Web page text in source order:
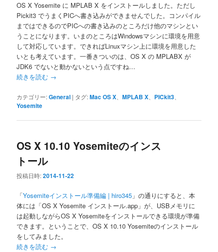
OS X Yosemite に MPLAB X をインストールしました。ただし
Pickit3 でうまくPICへ書き込みができませんでした。コンパイル
まではできるのでPICへの書き込みのところだけ他のマシンとい
うことになります。いまのところはWindowsマシンに環境を用意
して対応しています。できればLinuxマシン上に環境を用意した
いとも考えています。一番きついのは、OS X の MPLABX が
JDK6 でないと動かないという点ですね…
続きを読む →
カテゴリー:General | タグ:Mac OS X 、MPLAB X PICkit3
Yosemite
OS X 10.10 Yosemiteのインス
トール
投稿日時:2014-11-22
「Yosemiteインストール準備編 | hiro345 」の通りにすると、本
体には「OS X Yosemite インストール.app」が、USBメモリに
は起動しながらOS X Yosemiteをインストールできる環境が準備
できます。ということで、OS X 10.10 Yosemiteのインストール
をしてみました。
続きを読む →